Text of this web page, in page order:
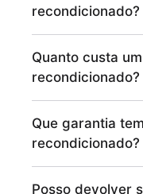
recondicionado?
Quanto custa
recondicionado?
Que garantia
recondicionado?
Posso devolver